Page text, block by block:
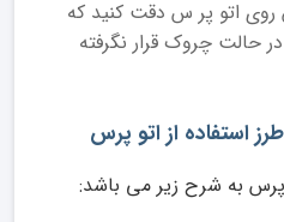
روی اتو پر س دقت کنید که
حالت چروک قرار نگرفته
استفاده از اتو پرس
پرس به شرح زیر می باشد: